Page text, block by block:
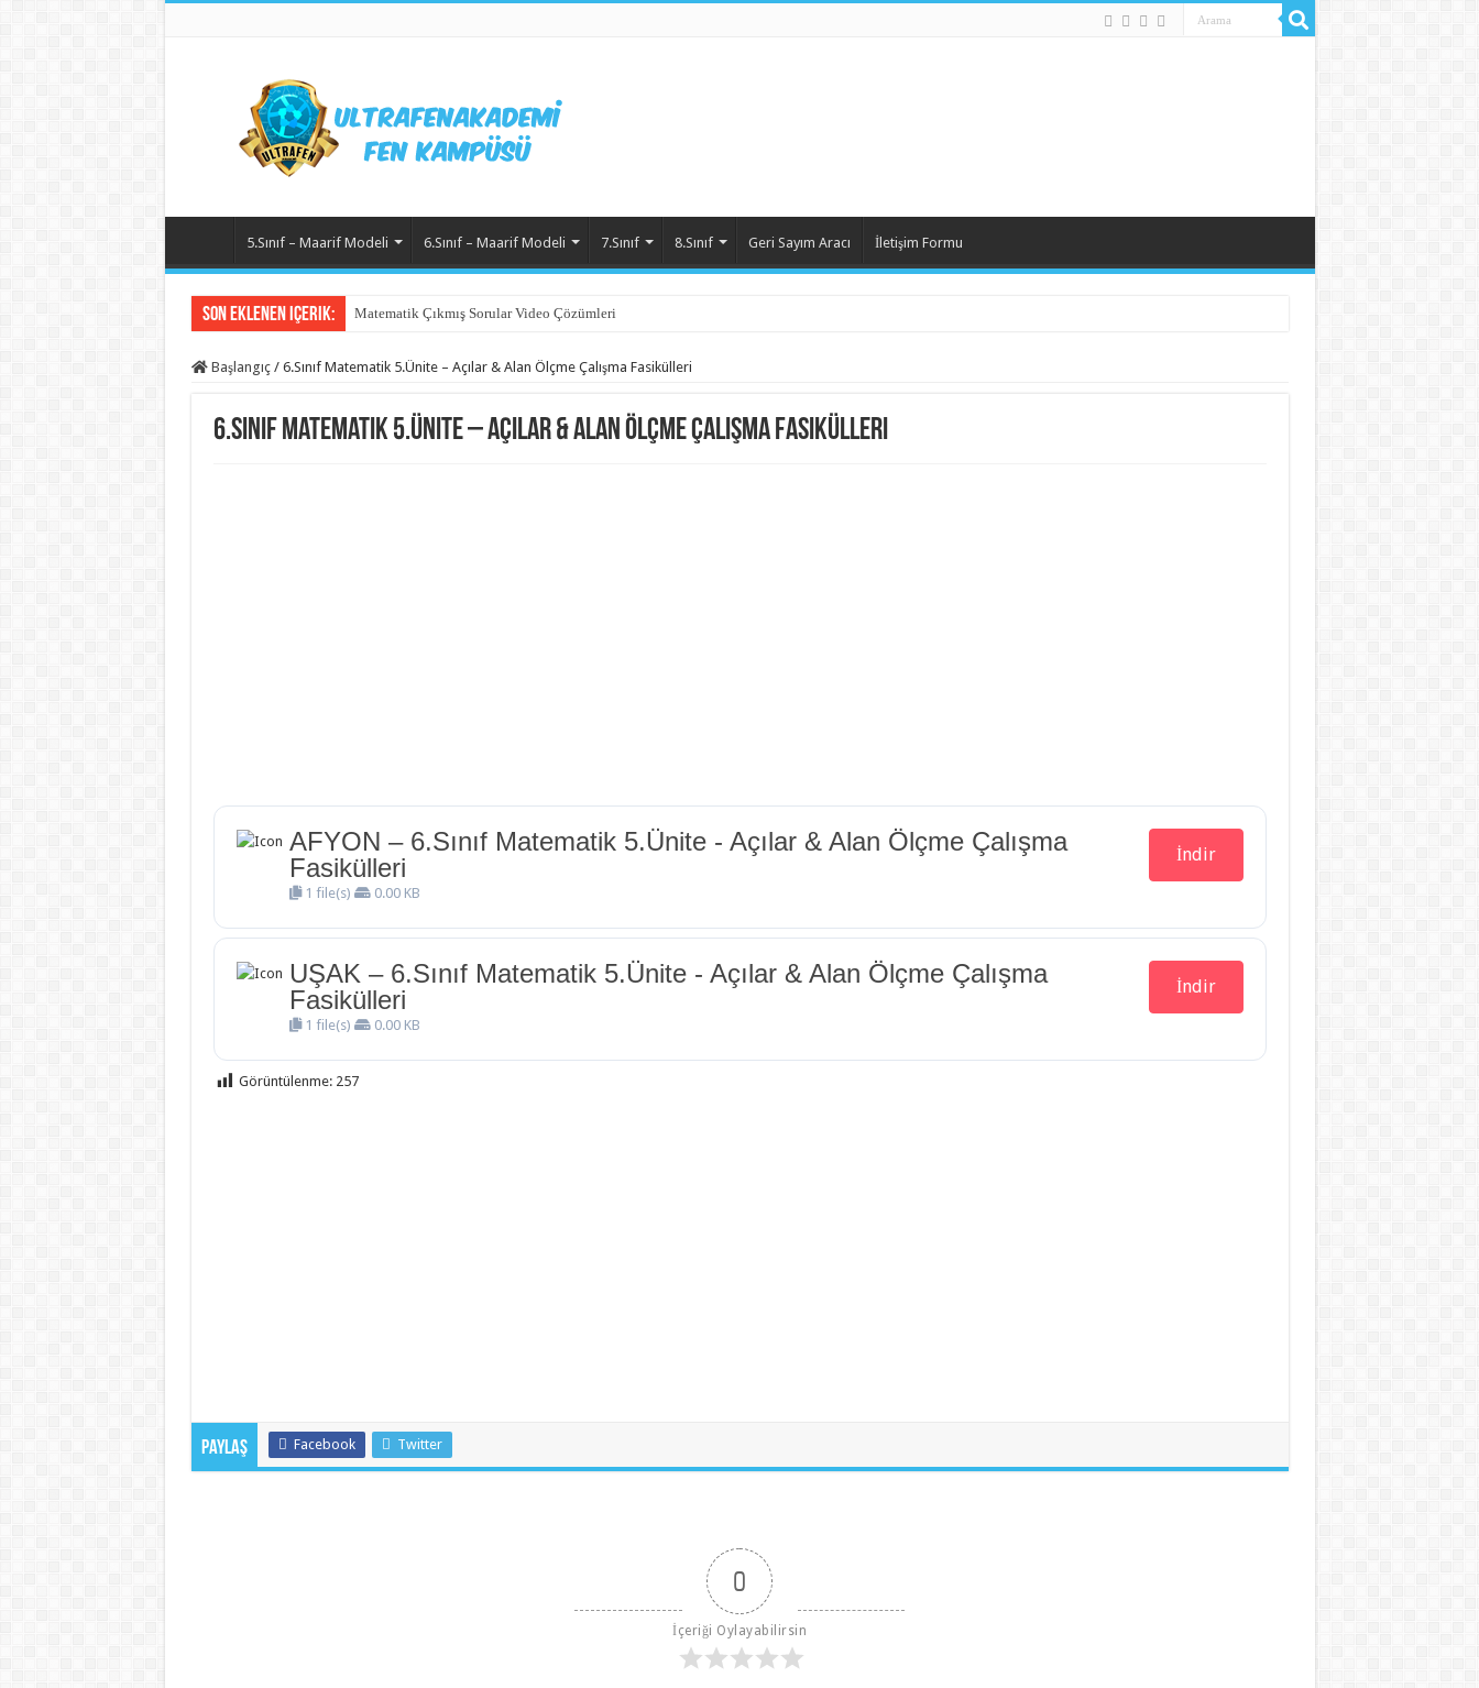
5.Sınıf – Maarif Modeli 6.Sınıf – Maarif Modeli 7.Sınıf 8.Sınıf Geri Sayım Aracı İletişim Formu
Son Eklenen içerik: Matematik Çıkmış Sorular Video Çözümleri
Başlangıç / 6.Sınıf Matematik 5.Ünite – Açılar & Alan Ölçme Çalışma Fasikülleri
6.Sınıf Matematik 5.Ünite – Açılar & Alan Ölçme Çalışma Fasikülleri
AFYON – 6.Sınıf Matematik 5.Ünite - Açılar & Alan Ölçme Çalışma
Fasikülleri
1 file(s) 0.00 KB
İndir
UŞAK – 6.Sınıf Matematik 5.Ünite - Açılar & Alan Ölçme Çalışma
Fasikülleri
1 file(s) 0.00 KB
İndir
Görüntülenme: 257
Paylaş Facebook Twitter
0
İçeriği Oylayabilirsin